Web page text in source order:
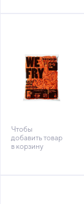
Чтобы
добавить товар
в корзину